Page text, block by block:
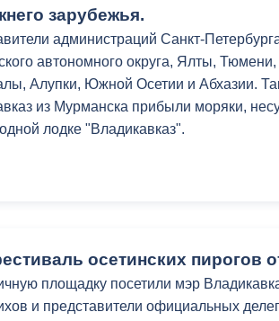
Незаконное
решений и
зарубежья.
администраций Санкт-
автономного округа, Ялты, Тюмени,
Алупки, Южной Осетии и Абхазии.
из Мурманска прибыли моряки,
лодке "Владикавказ".
осетинских пирогов
площадку посетили мэр
и представители официальных